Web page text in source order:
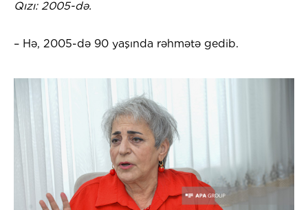
Qızı: 2005-də.
– Hə, 2005-də 90 yaşında rəhmətə gedib.